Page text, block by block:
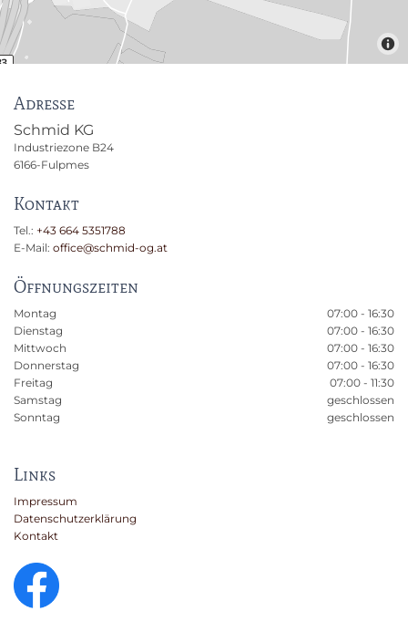
Adresse
Schmid KG
Industriezone B24
6166-Fulpmes
Kontakt
Tel.: +43 664 5351788
E-Mail: office@schmid-og.at
Öffnungszeiten
Montag
07:00 - 16:30
Dienstag
07:00 - 16:30
Mittwoch
07:00 - 16:30
Donnerstag
07:00 - 16:30
Freitag
07:00 - 11:30
Samstag
geschlossen
Sonntag
geschlossen
Links
Impressum
Datenschutzerklärung
Kontakt